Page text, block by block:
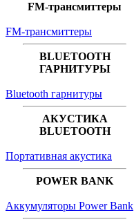
FM-трансмиттеры
FM-трансмиттеры
BLUETOOTH
ГАРНИТУРЫ
Bluetooth гарнитуры
АКУСТИКА
BLUETOOTH
Портативная акустика
POWER BANK
Аккумуляторы Power Bank